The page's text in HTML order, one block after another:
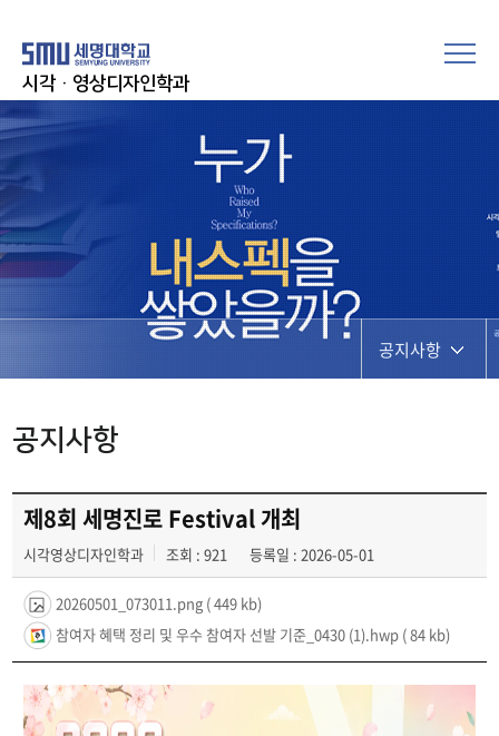
시각·영상디자인학과
공지사항
학생 인터뷰
공지사항
제8회 세명진로 Festival 개최
시각영상디자인학과 조회 : 921 등록일 : 2026-05-01
20260501_073011.png ( 449 kb)
참여자 혜택 정리 및 우수 참여자 선발 기준_0430 (1).hwp ( 84 kb)